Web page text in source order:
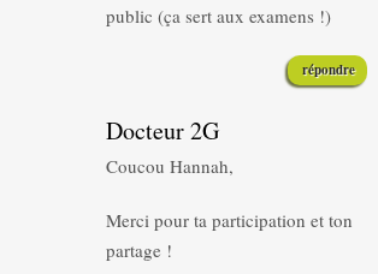
public (ça sert aux examens !)
répondre
Docteur 2G
Coucou Hannah,
Merci pour ta participation et ton
partage !